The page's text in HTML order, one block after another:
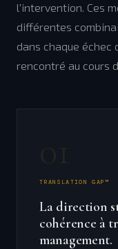
l'intervention. Ces
différentes
dans chaque échec
rencontré au cours
TRANSLATION GAP™
La direction
cohérence à
management.